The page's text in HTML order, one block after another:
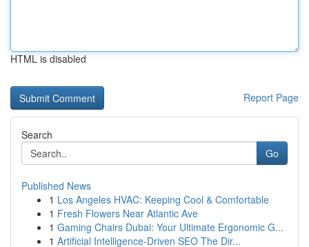
HTML is disabled
Report Page
Search
Go
Published News
1 Los Angeles HVAC: Keeping Cool & Comfortable
1 Fresh Flowers Near Atlantic Ave
1 Gaming Chairs Dubai: Your Ultimate Ergonomic G...
1 Artificial Intelligence-Driven SEO The Dir...